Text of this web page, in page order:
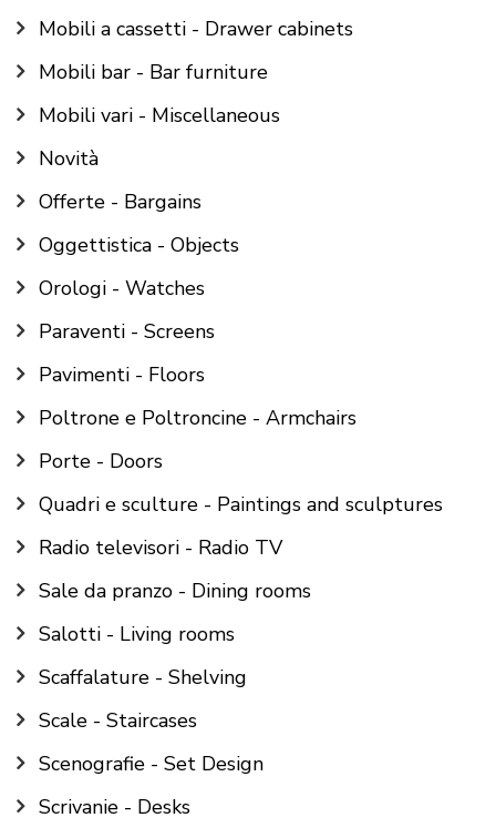
Mobili a cassetti - Drawer cabinets
Mobili bar - Bar furniture
Mobili vari - Miscellaneous
Novità
Offerte - Bargains
Oggettistica - Objects
Orologi - Watches
Paraventi - Screens
Pavimenti - Floors
Poltrone e Poltroncine - Armchairs
Porte - Doors
Quadri e sculture - Paintings and sculptures
Radio televisori - Radio TV
Sale da pranzo - Dining rooms
Salotti - Living rooms
Scaffalature - Shelving
Scale - Staircases
Scenografie - Set Design
Scrivanie - Desks